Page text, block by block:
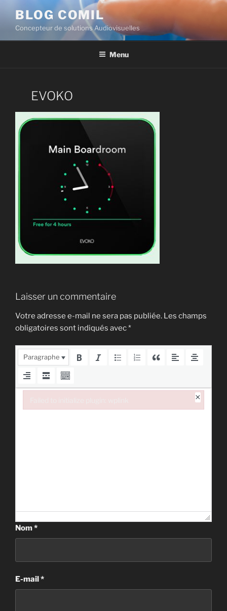
BLOG COMIL
Concepteur de solutions Audiovisuelles
Menu
EVOKO
Laisser un commentaire
Votre adresse e-mail ne sera pas publiée. Les champs
obligatoires sont indiqués avec*
Paragraphe
Nom*
E-mail*
×
Failed to initialize plugin: wplink